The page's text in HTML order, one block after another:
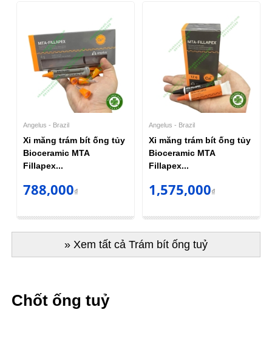
Angelus - Brazil
Xi măng trám bít ống tủy
Bioceramic MTA
Fillapex...
788,000₫
Angelus - Brazil
Xi măng trám bít ống tủy
Bioceramic MTA
Fillapex...
1,575,000₫
» Xem tất cả Trám bít ống tuỷ
Chốt ống tuỷ